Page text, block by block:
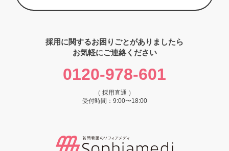
採用に関するお困りごとがありましたら
お気軽にご連絡ください
0120-978-601
（ 採用直通 ）
受付時間：9:00〜18:00